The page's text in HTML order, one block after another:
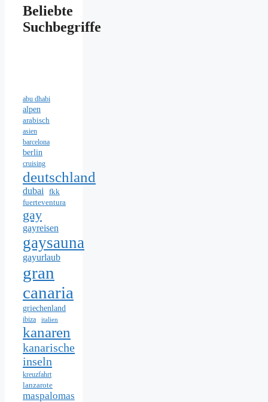
Beliebte
Suchbegriffe
abu dhabi
alpen
arabisch
asien
barcelona
berlin
cruising
deutschland
dubai
fkk
fuerteventura
gay
gayreisen
gaysauna
gayurlaub
gran
canaria
griechenland
ibiza italien
kanaren
kanarische
inseln
kreuzfahrt
lanzarote
maspalomas